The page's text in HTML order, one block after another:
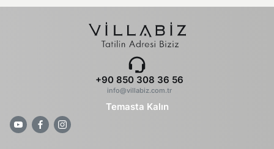
+90 850 308 36 56
info@villabiz.com.tr
Temasta Kalın